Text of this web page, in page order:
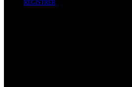
REGISTRER